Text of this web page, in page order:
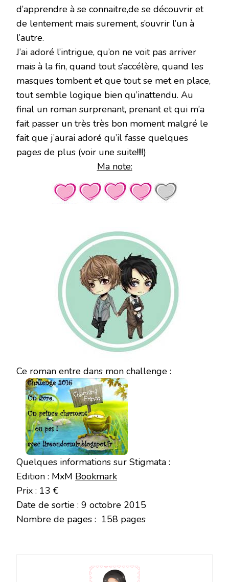
d’apprendre à se connaitre,de se découvrir et
de lentement mais surement, s’ouvrir l’un à
l’autre.
J’ai adoré l’intrigue, qu’on ne voit pas arriver
mais à la fin, quand tout s’accélère, quand les
masques tombent et que tout se met en place,
tout semble logique bien qu’inattendu. Au
final un roman surprenant, prenant et qui m’a
fait passer un très très bon moment malgré le
fait que j’aurai adoré qu’il fasse quelques
pages de plus (voir une suite!!!!)
Ma note:
Ce roman entre dans mon challenge :
Quelques informations sur Stigmata :
Edition : MxM Bookmark
Prix : 13 €
Date de sortie : 9 octobre 2015
Nombre de pages : 158 pages